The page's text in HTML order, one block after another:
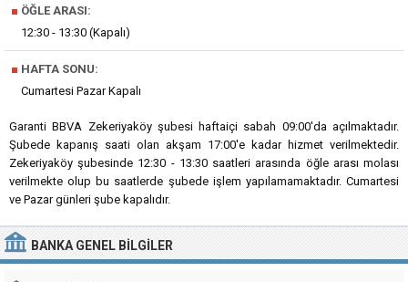
■ ÖĞLE ARASI:
12:30 - 13:30 (Kapalı)
■ HAFTA SONU:
Cumartesi Pazar Kapalı
Garanti BBVA Zekeriyaköy şubesi haftaiçi sabah 09:00'da açılmaktadır.
Şubede kapanış saati olan akşam 17:00'e kadar hizmet verilmektedir.
Zekeriyaköy şubesinde 12:30 - 13:30 saatleri arasında öğle arası molası
verilmekte olup bu saatlerde şubede işlem yapılamamaktadır. Cumartesi
ve Pazar günleri şube kapalıdır.
BANKA GENEL BILGILER